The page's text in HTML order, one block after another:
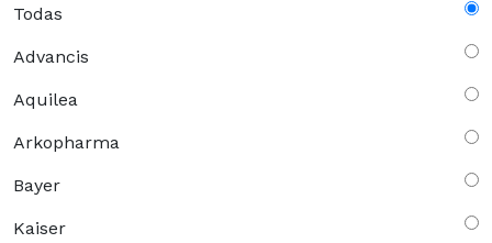
Todas
Advancis
Aquilea
Arkopharma
Bayer
Kaiser